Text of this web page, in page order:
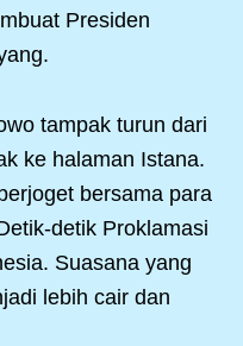
Presiden
tampak turun dari
ke halaman Istana.
bersama para
detik Proklamasi
Suasana yang
lebih cair dan